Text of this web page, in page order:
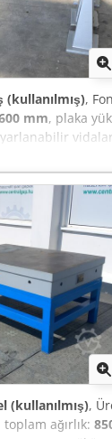
,
mm, plaka
Aschaffenburg
fabrika onay
Kalite 00 de
üzerine
işletmelere
(kullanılmış),
toplam ağırlık: